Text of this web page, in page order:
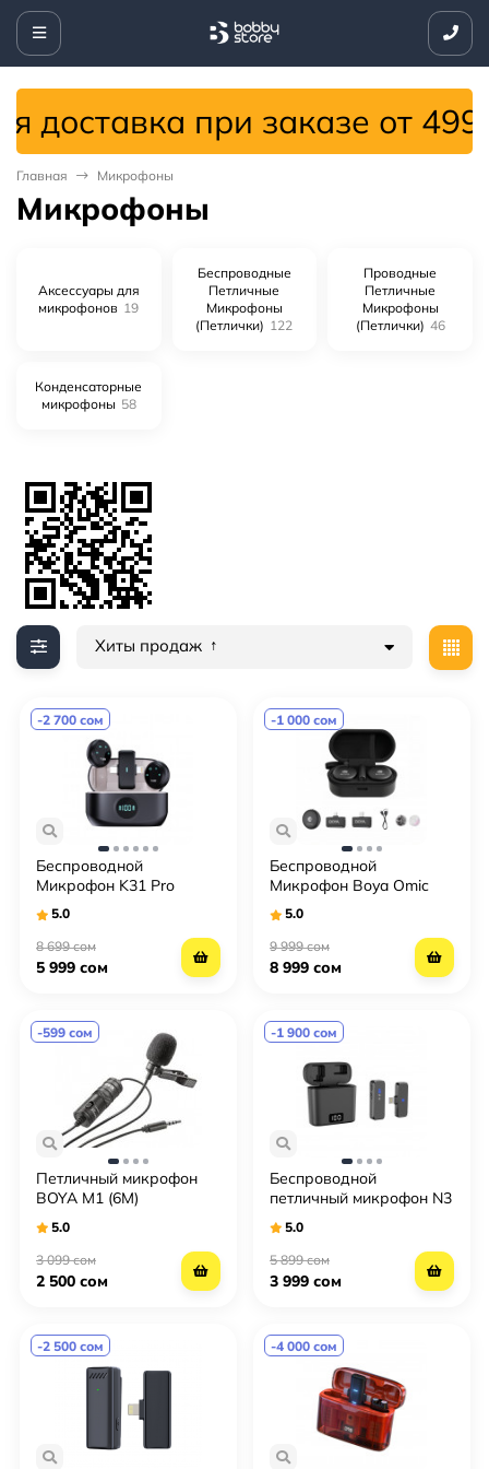
при заказе от 4999
Главная Микрофоны
Микрофоны
Аксессуары для
микрофонов 19
Беспроводные
Петличные
Микрофоны
(Петлички) 122
Проводные
Петличные
Микрофоны
(Петлички) 46
Конденсаторные
микрофоны 58
Хиты продаж
-2 700 сом
Беспроводной
Микрофон K31 Pro
(Type-C, Lightning)
(Петличка)
5.0
8 699 сом
5 999 сом
-1 000 сом
Беспроводной
Микрофон Boya Omic
(IPhone, Android)
(Петличка)
5.0
9 999 сом
8 999 сом
-599 сом
Петличный микрофон
BOYA M1 (6М)
5.0
3 099 сом
2 500 сом
-1 900 сом
Беспроводной
петличный микрофон N3
для iPhone (Одинарный)
(Петличка)
5.0
5 899 сом
3 999 сом
-2 500 сом -4 000 сом